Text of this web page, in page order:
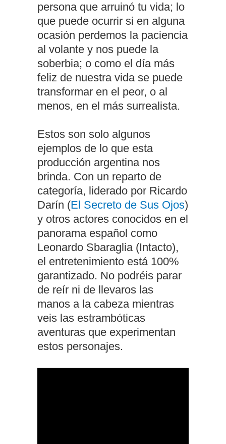
persona que arruinó tu vida; lo
que puede ocurrir si en alguna
ocasión perdemos la paciencia
al volante y nos puede la
soberbia; o como el día más
feliz de nuestra vida se puede
transformar en el peor, o al
menos, en el más surrealista.
Estos son solo algunos
ejemplos de lo que esta
producción argentina nos
brinda. Con un reparto de
categoría, liderado por Ricardo
Darín (El Secreto de Sus Ojos)
y otros actores conocidos en el
panorama español como
Leonardo Sbaraglia (Intacto),
el entretenimiento está 100%
garantizado. No podréis parar
de reír ni de llevaros las
manos a la cabeza mientras
veis las estrambóticas
aventuras que experimentan
estos personajes.